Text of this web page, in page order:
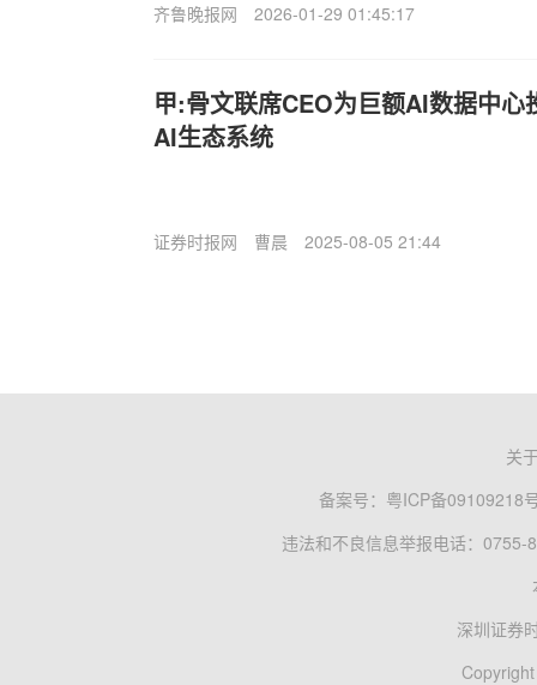
齐鲁晚报网 2026-01-29 01:45:17
甲:骨文联席CEO为巨额AI数据中心
AI生态系统
证券时报网 曹晨 2025-08-05 21:44
关
备案号： 粤ICP备09109218
违法和不良信息举报电话：0755-
深圳证券